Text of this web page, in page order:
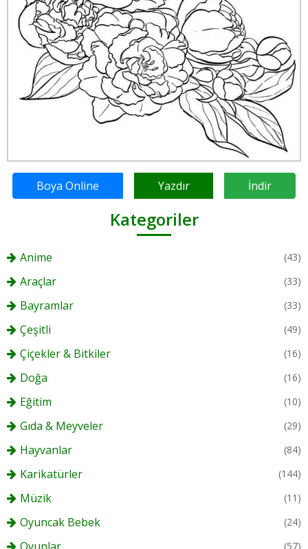
Boya Online Yazdır İndir
Kategoriler
Anime (43)
Araçlar (33)
Bayramlar (33)
Çeşitli (49)
Çiçekler & Bitkiler (16)
Doğa (16)
Eğitim (10)
Gıda & Meyveler (29)
Hayvanlar (84)
Karikatürler (144)
Müzik (11)
Oyuncak Bebek (24)
(57)